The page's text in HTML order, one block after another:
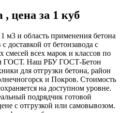
, цена за 1 куб
м3 и область применения бетона
доставкой от бетонзавода с
всех марок и классов по
ГОСТ. Наш РБУ ГОСТ-Бетон
для отгрузки бетона, район
и Покров. Стоимость
на доступном уровне.
подрядчик готовой
с отгрузкой или самовывозом.